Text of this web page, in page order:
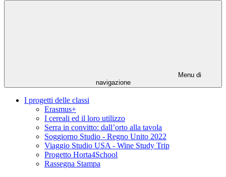
Menu di
navigazione
I progetti delle classi
Erasmus+
I cereali ed il loro utilizzo
Serra in convitto: dall’orto alla tavola
Soggiorno Studio - Regno Unito 2022
Viaggio Studio USA - Wine Study Trip
Progetto Horta4School
Rassegna Stampa